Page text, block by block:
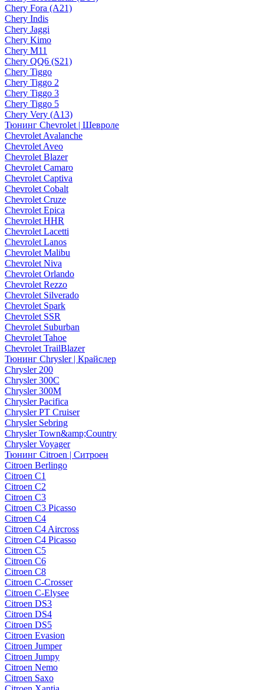
Chery Fora (A21)
Chery Indis
Chery Jaggi
Chery Kimo
Chery M11
Chery QQ6 (S21)
Chery Tiggo
Chery Tiggo 2
Chery Tiggo 3
Chery Tiggo 5
Chery Very (A13)
Тюнинг Chevrolet | Шевроле
Chevrolet Avalanche
Chevrolet Aveo
Chevrolet Blazer
Chevrolet Camaro
Chevrolet Captiva
Chevrolet Cobalt
Chevrolet Cruze
Chevrolet Epica
Chevrolet HHR
Chevrolet Lacetti
Chevrolet Lanos
Chevrolet Malibu
Chevrolet Niva
Chevrolet Orlando
Chevrolet Rezzo
Chevrolet Silverado
Chevrolet Spark
Chevrolet SSR
Chevrolet Suburban
Chevrolet Tahoe
Chevrolet TrailBlazer
Тюнинг Chrysler | Крайслер
Chrysler 200
Chrysler 300C
Chrysler 300M
Chrysler Pacifica
Chrysler PT Cruiser
Chrysler Sebring
Chrysler Town&amp;Country
Chrysler Voyager
Тюнинг Citroen | Ситроен
Citroen Berlingo
Citroen C1
Citroen C2
Citroen C3
Citroen C3 Picasso
Citroen C4
Citroen C4 Aircross
Citroen C4 Picasso
Citroen C5
Citroen C6
Citroen C8
Citroen C-Crosser
Citroen C-Elysee
Citroen DS3
Citroen DS4
Citroen DS5
Citroen Evasion
Citroen Jumper
Citroen Jumpy
Citroen Nemo
Citroen Saxo